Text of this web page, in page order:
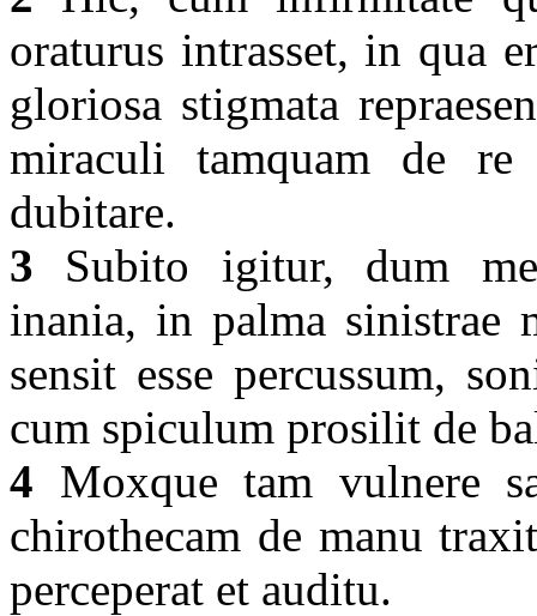
oraturus intrasset, in qua
gloriosa stigmata
miraculi tamquam de
dubitare.
3 Subito igitur, dum
inania, in palma sinistrae
sensit esse percussum,
cum spiculum prosilit de
4 Moxque tam vulnere
chirothecam de manu
perceperat et auditu.